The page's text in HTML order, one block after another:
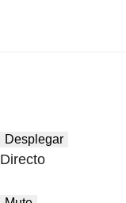
Desplegar
Directo